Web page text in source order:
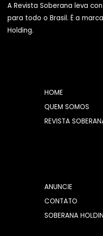
A Revista Soberana leva
para todo o Brasil. É a
Holding.
HOME
QUEM SOMOS
REVISTA
ANUNCIE
CONTATO
SOBERANA